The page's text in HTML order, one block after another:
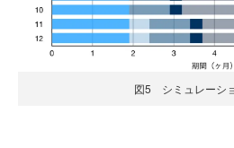
図5 シミュレーシ